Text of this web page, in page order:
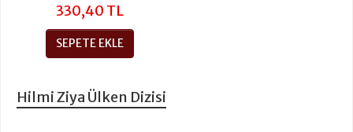
330,40 TL
SEPETE EKLE
Hilmi Ziya Ülken Dizisi